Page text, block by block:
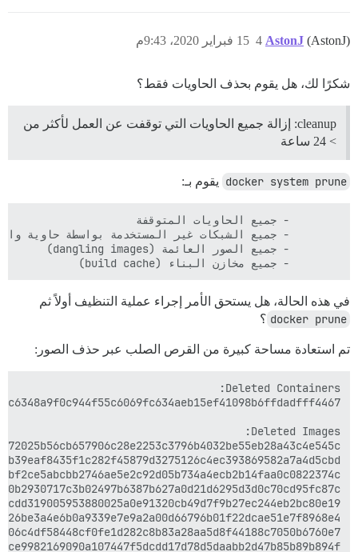
AstonJ (AstonJ) 15 فبراير 2020، 9:43م 4
شكرًا لك، هل يقوم بحذف الحاويات فقط؟
cleanup: إزالة جميع الحاويات التي توقفت عن العمل لأكثر من
> 24 ساعة
docker system prune يقوم بـ:
        - جميع مخازن البناء (build cache)
في هذه الحالة، هل يستحق الأمر إجراء عملية التنظيف أولاً ثم
docker prune ؟
تم استعادة مساحة كبيرة من القرص الصلب عبر حذف الصور: